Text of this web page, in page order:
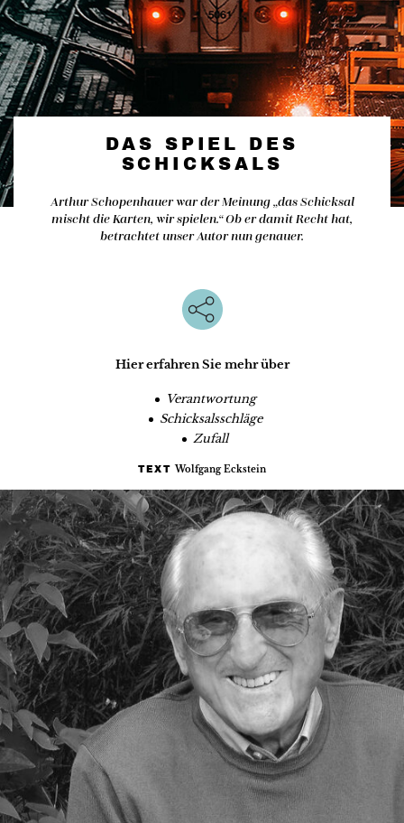
DAS SPIEL DES
SCHICKSALS
Arthur Schopenhauer war der Meinung „das Schicksal
mischt die Karten, wir spielen.“ Ob er damit Recht hat,
betrachtet unser Autor nun genauer.
Hier erfahren Sie mehr über
Verantwortung
Schicksalsschläge
Zufall
TEXT Wolfgang Eckstein